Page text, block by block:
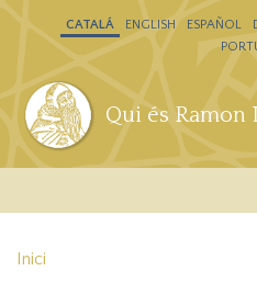
Vés al contingut
Qui és Ramon
CATALÁ ENGLISH ESPAÑOL
Inici